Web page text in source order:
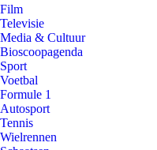
Film
Televisie
Media & Cultuur
Bioscoopagenda
Sport
Voetbal
Formule 1
Autosport
Tennis
Wielrennen